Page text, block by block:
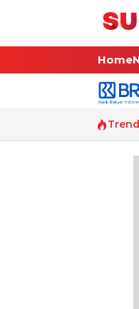
Home